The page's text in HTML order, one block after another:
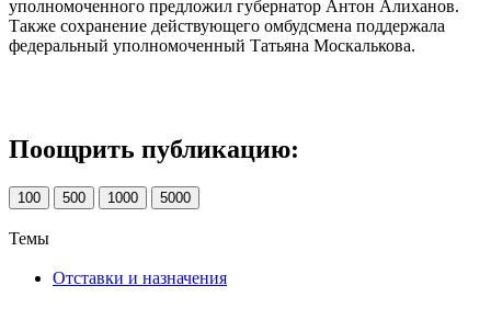
уполномоченного предложил губернатор Антон Алиханов.
Также сохранение действующего омбудсмена поддержала
федеральный уполномоченный Татьяна Москалькова.
Поощрить публикацию:
100 500 1000 5000
Темы
Отставки и назначения